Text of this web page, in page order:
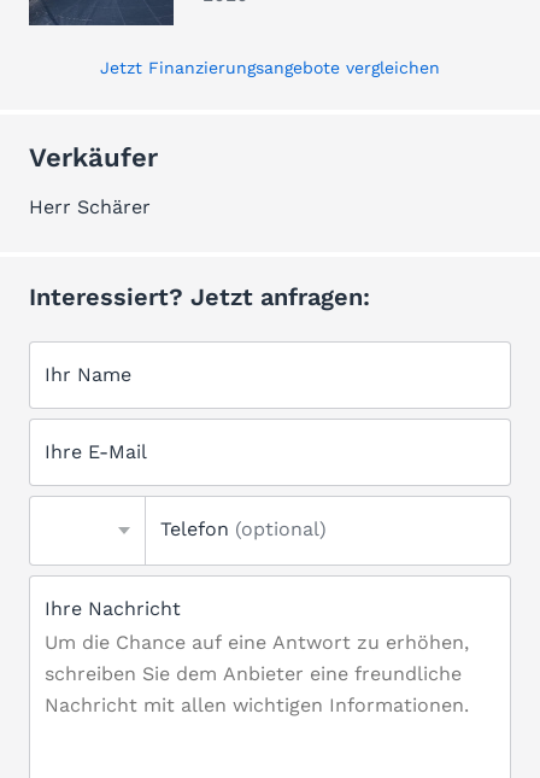
Jetzt Finanzierungsangebote vergleichen
Verkäufer
Herr Schärer
Interessiert? Jetzt anfragen:
Ihr Name
Ihre E-Mail
Telefon (optional)
Ihre Nachricht